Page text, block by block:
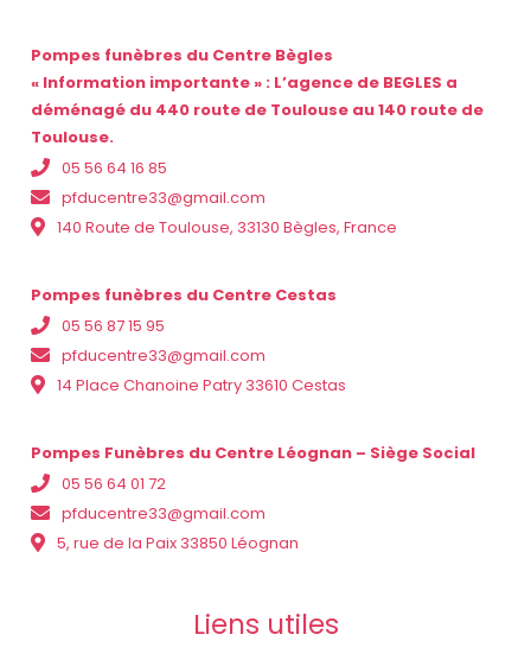
Pompes funèbres du Centre Bègles
« Information importante » : L’agence de BEGLES a
déménagé du 440 route de Toulouse au 140 route de
Toulouse.
05 56 64 16 85
pfducentre33@gmail.com
140 Route de Toulouse, 33130 Bègles, France
Pompes funèbres du Centre Cestas
05 56 87 15 95
pfducentre33@gmail.com
14 Place Chanoine Patry 33610 Cestas
Pompes Funèbres du Centre Léognan – Siège Social
05 56 64 01 72
pfducentre33@gmail.com
5, rue de la Paix 33850 Léognan
Liens utiles